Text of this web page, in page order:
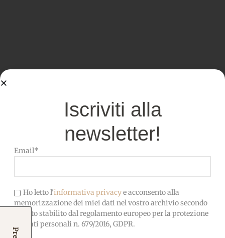
Iscriviti alla
newsletter!
Email*
Ho letto l'informativa privacye acconsento alla
memorizzazione dei miei dati nel vostro archivio secondo
quanto stabilito dal regolamento europeo per la protezione
dei dati personali n. 679/2016, GDPR.